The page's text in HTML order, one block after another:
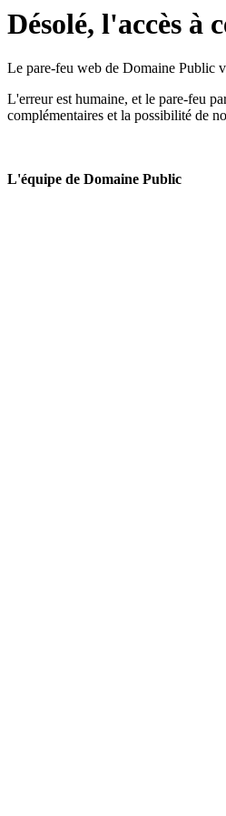
Désolé, l'accès à
Le pare-feu web de Domaine Public
L'erreur est humaine, et le pare-feu
complémentaires et la possibilité de
L'équipe de Domaine Public